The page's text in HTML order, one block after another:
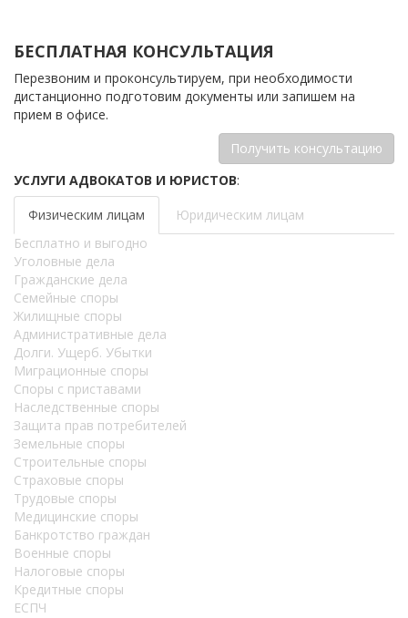
БЕСПЛАТНАЯ КОНСУЛЬТАЦИЯ
Перезвоним и проконсультируем, при необходимости
дистанционно подготовим документы или запишем на
прием в офисе.
Получить консультацию
УСЛУГИ АДВОКАТОВ И ЮРИСТОВ:
Физическим лицам
Юридическим лицам
Бесплатно и выгодно
Уголовные дела
Гражданские дела
Семейные споры
Жилищные споры
Административные дела
Долги. Ущерб. Убытки
Миграционные споры
Споры с приставами
Наследственные споры
Защита прав потребителей
Земельные споры
Строительные споры
Страховые споры
Трудовые споры
Медицинские споры
Банкротство граждан
Военные споры
Налоговые споры
Кредитные споры
ЕСПЧ